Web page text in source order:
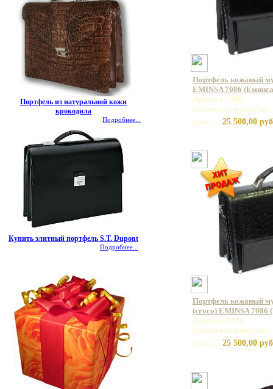
Портфель из натуральной кожи
крокодила
Подробнее...
Купить элитный портфель S.T. Dupont
Подробнее...
Портфель кожаный
EMINSA 7086
Артикул: 7086
Базовая единица: шт
Цена:
25 500,00
Портфель кожаный
(croco) EMINSA 7086
Артикул: 7086
Базовая единица: шт
Цена:
25 500,00